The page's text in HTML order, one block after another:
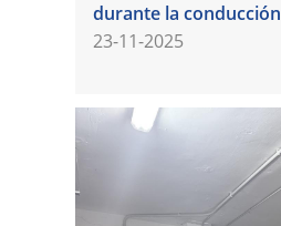
durante la conducción
23-11-2025